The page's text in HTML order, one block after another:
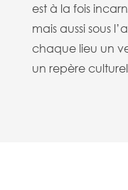
est à la fois
mais aussi sous
chaque lieu un
un repère